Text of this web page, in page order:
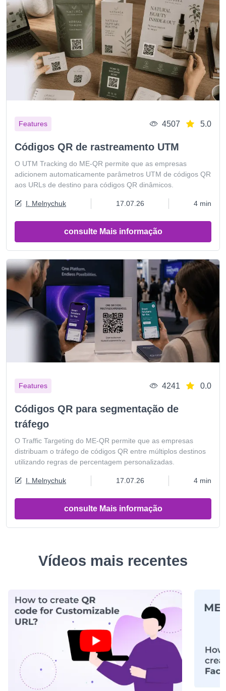
Features 4507 5.0
Códigos QR de rastreamento UTM
O UTM Tracking do ME-QR permite que as empresas
adicionem automaticamente parâmetros UTM de códigos QR
aos URLs de destino para códigos QR dinâmicos.
I. Melnychuk 17.07.26 4 min
consulte Mais informação
Features 4241 0.0
Códigos QR para segmentação de
tráfego
O Traffic Targeting do ME-QR permite que as empresas
distribuam o tráfego de códigos QR entre múltiplos destinos
utilizando regras de percentagem personalizadas.
I. Melnychuk 17.07.26 4 min
consulte Mais informação
Vídeos mais recentes